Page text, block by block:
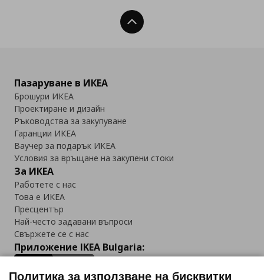
Нагоре
Пазаруване в ИКЕА
Брошури ИКЕА
Проектиране и дизайн
Ръководства за закупуване
Гаранции ИКЕА
Ваучер за подарък ИКЕА
Условия за връщане на закупени стоки
За ИКЕА
Работете с нас
Това е ИКЕА
Пресцентър
Най-често задавани въпроси
Свържете се с нас
Приложение IKEA Bulgaria:
Политика за използване на бисквитки